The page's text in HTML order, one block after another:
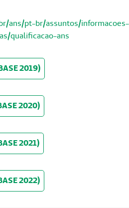
ans/pt-br/assuntos/informacoes-
qualificacao-ans
2019)
2020)
2021)
2022)